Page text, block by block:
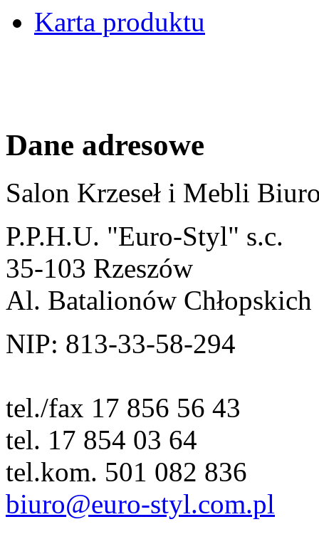
Karta produktu
Dane adresowe
Salon Krzeseł i Mebli
P.P.H.U. "Euro-Styl" s.c.
35-103 Rzeszów
Al. Batalionów
NIP: 813-33-58-294
tel./fax 17 856 56 43
tel. 17 854 03 64
tel.kom. 501 082 836
biuro@euro-styl.com.pl